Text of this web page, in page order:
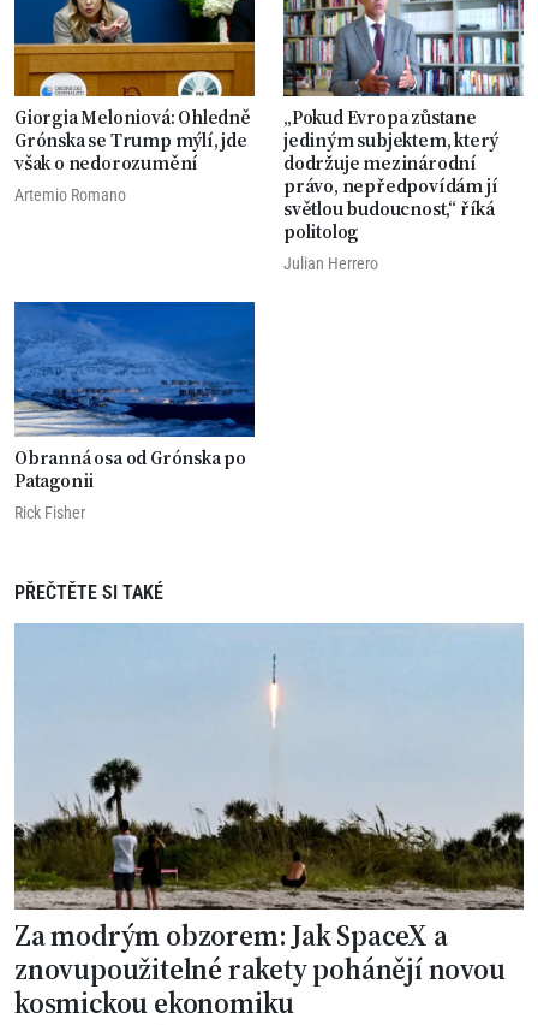
Giorgia Meloniová: Ohledně
Grónska se Trump mýlí, jde
však o nedorozumění
Artemio Romano
„Pokud Evropa zůstane
jediným subjektem, který
dodržuje mezinárodní
právo, nepředpovídám jí
světlou budoucnost,“ říká
politolog
Julian Herrero
Obranná osa od Grónska po
Patagonii
Rick Fisher
PŘEČTĚTE SI TAKÉ
Za modrým obzorem: Jak SpaceX a
znovupoužitelné rakety pohánějí novou
kosmickou ekonomiku